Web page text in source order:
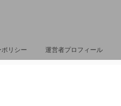
リシー 運営者プロフィール